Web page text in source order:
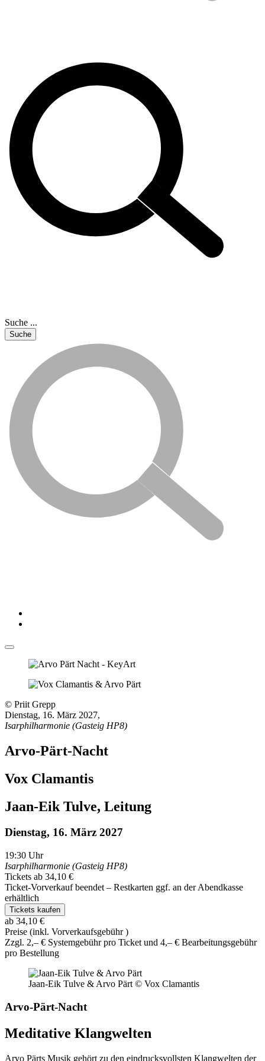
Suche ...
© Priit Grepp
Dienstag, 16. März 2027,
Isarphilharmonie (Gasteig HP8)
Arvo-Pärt-Nacht
Vox Clamantis
Jaan-Eik Tulve, Leitung
Dienstag, 16. März 2027
19:30 Uhr
Isarphilharmonie (Gasteig HP8)
Tickets ab 34,10 €
Ticket-Vorverkauf beendet – Restkarten ggf. an der Abendkasse
erhältlich
Tickets kaufen
ab 34,10 €
Preise (inkl. Vorverkaufsgebühr )
Zzgl. 2,– € Systemgebühr pro Ticket und 4,– € Bearbeitungsgebühr
pro Bestellung
Jaan-Eik Tulve & Arvo Pärt © Vox Clamantis
Arvo-Pärt-Nacht
Meditative Klangwelten
Arvo Pärts Musik gehört zu den eindrucksvollsten Klangwelten der